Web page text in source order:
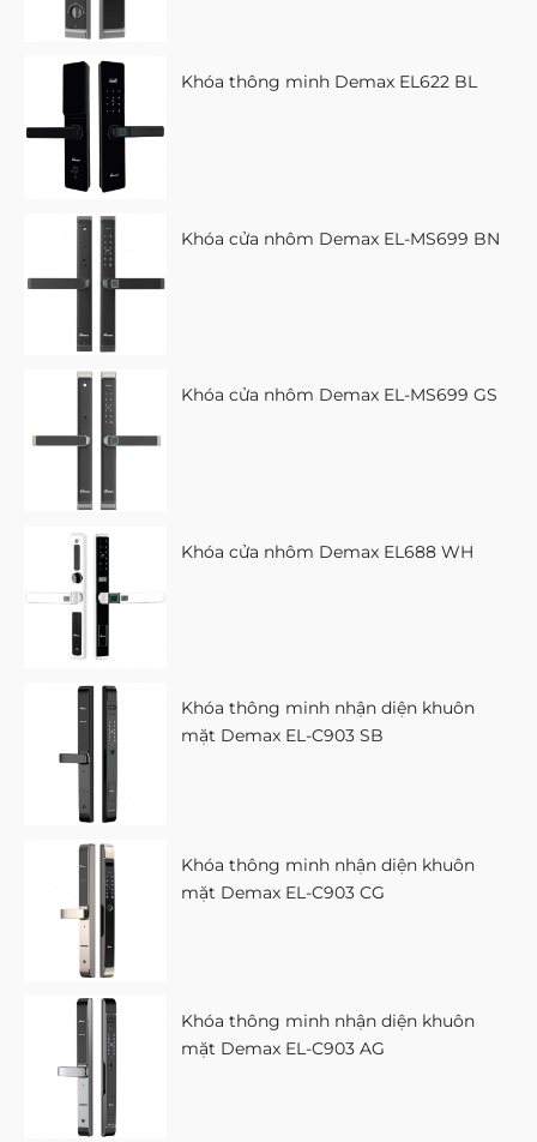
Khóa thông minh Demax EL622 BL
Khóa cửa nhôm Demax EL-MS699 BN
Khóa cửa nhôm Demax EL-MS699 GS
Khóa cửa nhôm Demax EL688 WH
Khóa thông minh nhận diện khuôn
mặt Demax EL-C903 SB
Khóa thông minh nhận diện khuôn
mặt Demax EL-C903 CG
Khóa thông minh nhận diện khuôn
mặt Demax EL-C903 AG